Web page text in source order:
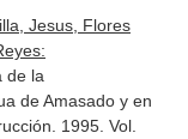
Jesus, Flores
de la
de Amasado y en
. 1995. Vol.